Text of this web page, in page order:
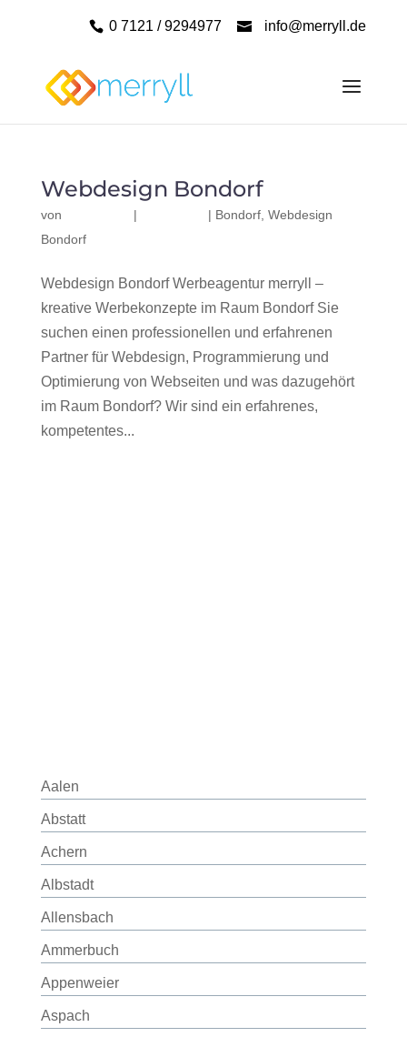
0 7121 / 9294977 info@merryll.de
Webdesign Bondorf
von | | Bondorf, Webdesign
Bondorf
Webdesign Bondorf Werbeagentur merryll –
kreative Werbekonzepte im Raum Bondorf Sie
suchen einen professionellen und erfahrenen
Partner für Webdesign, Programmierung und
Optimierung von Webseiten und was dazugehört
im Raum Bondorf? Wir sind ein erfahrenes,
kompetentes...
Aalen
Abstatt
Achern
Albstadt
Allensbach
Ammerbuch
Appenweier
Aspach